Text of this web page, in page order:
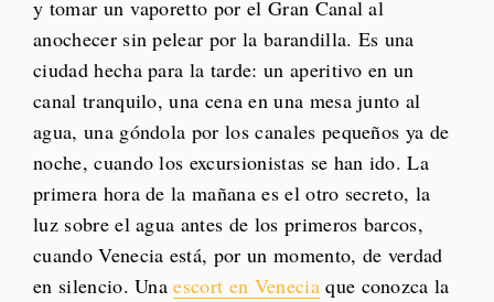
y tomar un vaporetto por el Gran Canal al
anochecer sin pelear por la barandilla. Es una
ciudad hecha para la tarde: un aperitivo en un
canal tranquilo, una cena en una mesa junto al
agua, una góndola por los canales pequeños ya de
noche, cuando los excursionistas se han ido. La
primera hora de la mañana es el otro secreto, la
luz sobre el agua antes de los primeros barcos,
cuando Venecia está, por un momento, de verdad
en silencio. Unaescort en Veneciaque conozca la